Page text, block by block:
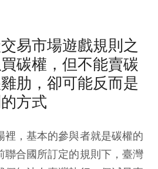
易市場遊戲規則之
碳權，但不能賣碳
肋，卻可能反而是
方式
，基本的參與者就是碳權的
聯合國所訂定的規則下，臺灣